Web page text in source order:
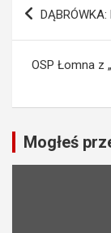
g
a
c
OSP Łomna z
Mogłeś